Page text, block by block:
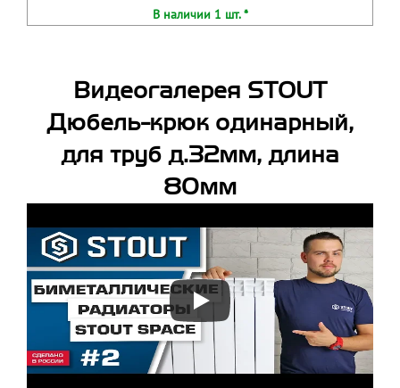
В наличии 1 шт. *
Видеогалерея STOUT
Дюбель-крюк одинарный,
для труб д.32мм, длина
80мм